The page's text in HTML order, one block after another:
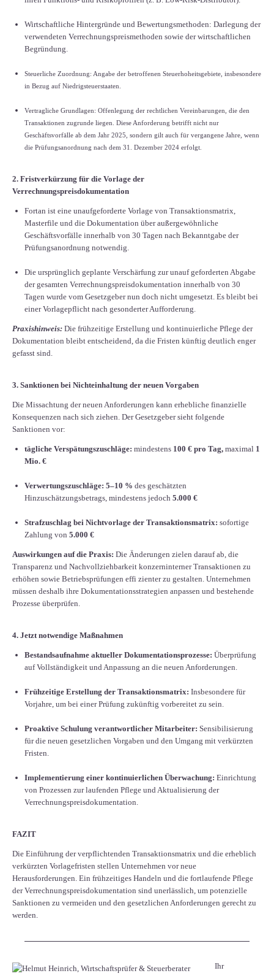
Wirtschaftliche Hintergründe und Bewertungsmethoden: Darlegung der
verwendeten Verrechnungspreismethoden sowie der wirtschaftlichen
Begründung.
Steuerliche Zuordnung: Angabe der betroffenen Steuerhoheitsgebiete, insbesondere
in Bezug auf Niedrigsteuerstaaten.
Vertragliche Grundlagen: Offenlegung der rechtlichen Vereinbarungen, die den
Transaktionen zugrunde liegen. Diese Anforderung betrifft nicht nur
Geschäftsvorfälle ab dem Jahr 2025, sondern gilt auch für vergangene Jahre, wenn
die Prüfungsanordnung nach dem 31. Dezember 2024 erfolgt.
2. Fristverkürzung für die Vorlage der
Verrechnungspreisdokumentation
Fortan ist eine unaufgeforderte Vorlage von Transaktionsmatrix,
Masterfile und die Dokumentation über außergewöhnliche
Geschäftsvorfälle innerhalb von 30 Tagen nach Bekanntgabe der
Prüfungsanordnung notwendig.
Die ursprünglich geplante Verschärfung zur unauf geforderten Abgabe
der gesamten Verrechnungspreisdokumentation innerhalb von 30
Tagen wurde vom Gesetzgeber nun doch nicht umgesetzt. Es bleibt bei
einer Vorlagepflicht nach gesonderter Aufforderung.
Praxishinweis: Die frühzeitige Erstellung und kontinuierliche Pflege der
Dokumentation bleibt entscheidend, da die Fristen künftig deutlich enger
gefasst sind.
3. Sanktionen bei Nichteinhaltung der neuen Vorgaben
Die Missachtung der neuen Anforderungen kann erhebliche finanzielle
Konsequenzen nach sich ziehen. Der Gesetzgeber sieht folgende
Sanktionen vor:
tägliche Verspätungszuschläge: mindestens 100 € pro Tag, maximal 1
Mio. €
Verwertungszuschläge: 5–10 % des geschätzten
Hinzuschätzungsbetrags, mindestens jedoch 5.000 €
Strafzuschlag bei Nichtvorlage der Transaktionsmatrix: sofortige
Zahlung von 5.000 €
Auswirkungen auf die Praxis: Die Änderungen zielen darauf ab, die
Transparenz und Nachvollziehbarkeit konzerninterner Transaktionen zu
erhöhen sowie Betriebsprüfungen effi zienter zu gestalten. Unternehmen
müssen deshalb ihre Dokumentationsstrategien anpassen und bestehende
Prozesse überprüfen.
4. Jetzt notwendige Maßnahmen
Bestandsaufnahme aktueller Dokumentationsprozesse: Überprüfung
auf Vollständigkeit und Anpassung an die neuen Anforderungen.
Frühzeitige Erstellung der Transaktionsmatrix: Insbesondere für
Vorjahre, um bei einer Prüfung zukünftig vorbereitet zu sein.
Proaktive Schulung verantwortlicher Mitarbeiter: Sensibilisierung
für die neuen gesetzlichen Vorgaben und den Umgang mit verkürzten
Fristen.
Implementierung einer kontinuierlichen Überwachung: Einrichtung
von Prozessen zur laufenden Pflege und Aktualisierung der
Verrechnungspreisdokumentation.
FAZIT
Die Einführung der verpflichtenden Transaktionsmatrix und die erheblich
verkürzten Vorlagefristen stellen Unternehmen vor neue
Herausforderungen. Ein frühzeitiges Handeln und die fortlaufende Pflege
der Verrechnungspreisdokumentation sind unerlässlich, um potenzielle
Sanktionen zu vermeiden und den gesetzlichen Anforderungen gerecht zu
werden.
Ihr